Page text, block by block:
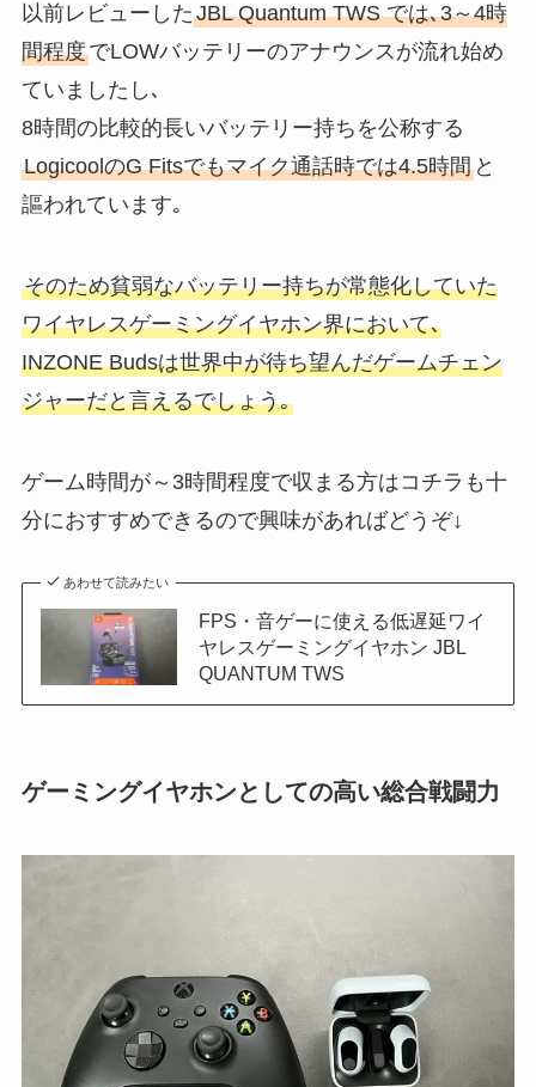
以前レビューしたJBL Quantum TWS では､3～4時
間程度でLOWバッテリーのアナウンスが流れ始め
ていましたし､
8時間の比較的長いバッテリー持ちを公称する
LogicoolのG Fitsでもマイク通話時では4.5時間と
謳われています｡
そのため貧弱なバッテリー持ちが常態化していた
ワイヤレスゲーミングイヤホン界において､
INZONE Budsは世界中が待ち望んだゲームチェン
ジャーだと言えるでしょう｡
ゲーム時間が～3時間程度で収まる方はコチラも十
分におすすめできるので興味があればどうぞ↓
あわせて読みたい
FPS・音ゲーに使える低遅延ワイ
ヤレスゲーミングイヤホン JBL
QUANTUM TWS
ゲーミングイヤホンとしての高い総合戦闘力